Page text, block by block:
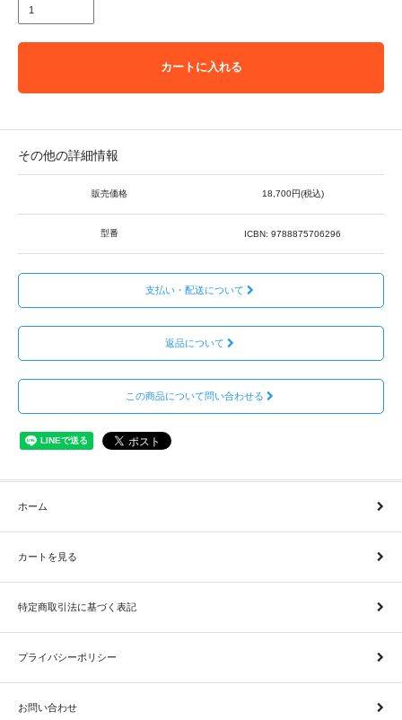
カートに入れる
その他の詳細情報
販売価格 18,700円(税込)
型番 ICBN: 9788875706296
支払い・配送について
返品について
この商品について問い合わせる
ホーム
カートを見る
特定商取引法に基づく表記
プライバシーポリシー
お問い合わせ